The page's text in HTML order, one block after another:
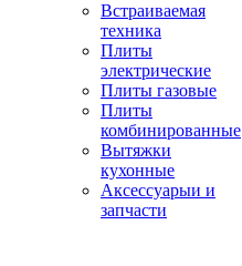
Встраиваемая
техника
Плиты
электрические
Плиты газовые
Плиты
комбинированные
Вытяжки
кухонные
Аксессуарыи и
запчасти